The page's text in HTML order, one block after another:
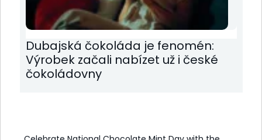
Dubajská čokoláda je fenomén:
Výrobek začali nabízet už i české
čokoládovny